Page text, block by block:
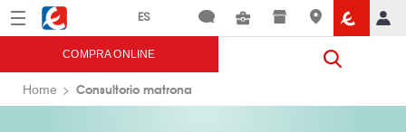
Menú Eroski
COMPRA ONLINE
Home Consultorio matrona